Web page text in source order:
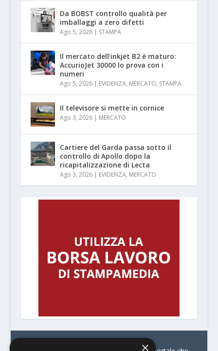
Da BOBST controllo qualità per
imballaggi a zero difetti
Ago 5, 2026| STAMPA
Il mercato dell’inkjet B2 è maturo:
AccurioJet 30000 lo prova con i
numeri
Ago 5, 2026| EVIDENZA, MERCATO, STAMPA
Il televisore si mette in cornice
Ago 3, 2026| MERCATO
Cartiere del Garda passa sotto il
controllo di Apollo dopo la
ricapitalizzazione di Lecta
Ago 3, 2026| EVIDENZA, MERCATO
×